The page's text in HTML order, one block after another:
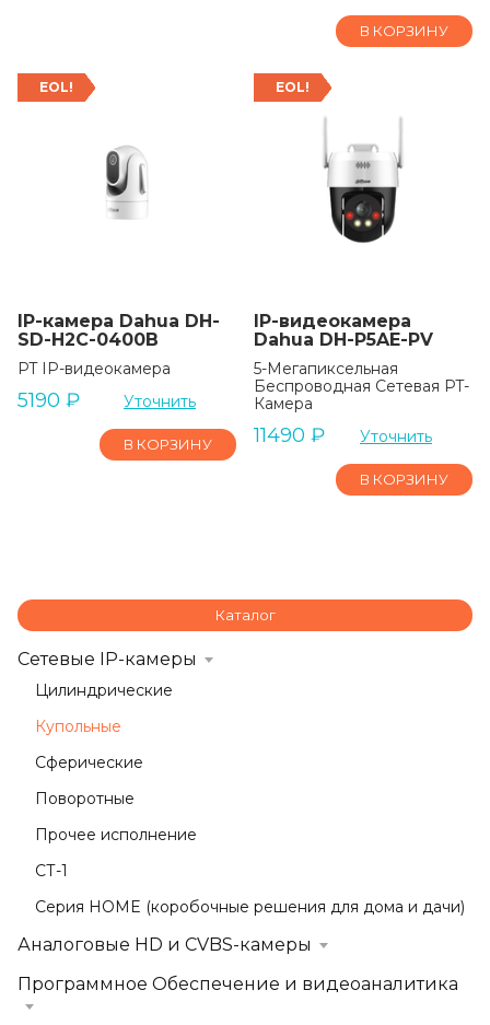
В КОРЗИНУ
EOL!
IP-камера Dahua DH-
SD-H2C-0400B
PT IP-видеокамера
5190 ₽ Уточнить
В КОРЗИНУ
EOL!
IP-видеокамера
Dahua DH-P5AE-PV
5-Мегапиксельная
Беспроводная Сетевая PT-
Камера
11490 ₽ Уточнить
В КОРЗИНУ
Каталог
Сетевые IP-камеры
Цилиндрические
Купольные
Сферические
Поворотные
Прочее исполнение
СТ-1
Серия HOME (коробочные решения для дома и дачи)
Аналоговые HD и CVBS-камеры
Программное Обеспечение и видеоаналитика